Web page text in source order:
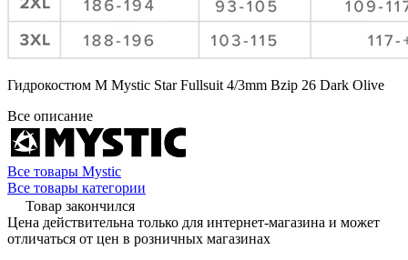
Гидрокостюм М Mystic Star Fullsuit 4/3mm Bzip 26 Dark Olive
Все описание
Все товары Mystic
Все товары категории
Товар закончился
Цена действительна только для интернет-магазина и может
отличаться от цен в розничных магазинах